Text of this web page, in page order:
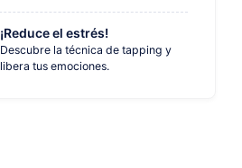
¡Reduce el estrés!
Descubre la técnica de tapping y
libera tus emociones.